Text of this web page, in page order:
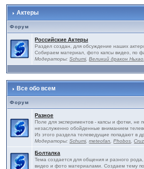
Актеры
Форум
Российские Актеры
Раздел создан, для обсуждение наших
Собираем материал, фото капсы видео, по
Модераторы:Schumi,Великий дракон Ньхао
Все обо всем
Форум
Разное
Поле для экспериментов - капсы и фотки,
незаслуженно обойденные вниманием
Из этого раздела телеведущие попадают в
Модераторы:Schumi,meteofan ,Phobos ,Cruz
Болталка
Тема создается для общения и разного
видео и фото материалами. Создаем тему